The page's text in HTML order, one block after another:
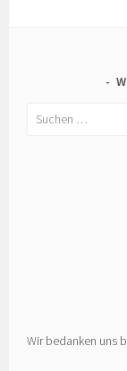
Suchen
Wir bedanken uns